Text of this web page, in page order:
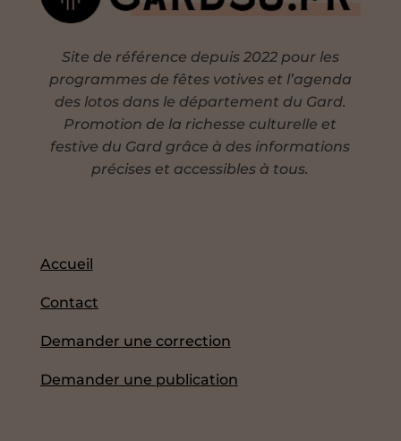
Site de référence depuis 2022 pour les
programmes de fêtes votives et l’agenda
des lotos dans le département du Gard.
Promotion de la richesse culturelle et
festive du Gard grâce à des informations
précises et accessibles à tous.
Accueil
Contact
Demander une correction
Demander une publication